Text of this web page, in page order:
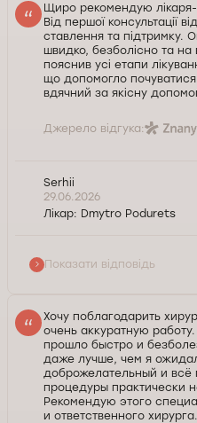
Щиро рекомендую
Від першої консультації
ставлення та підтримку.
швидко, безболісно та на
пояснив усі етапи
що допомогло
вдячний за якісну
Джерело відгука:
Дуже дякую за відгук!
всього найкращого!
Serhii
29.06.2026
Лікар: Dmytro Podurets
Показати відповідь
Хочу поблагодарить
очень аккуратную
прошло быстро и
даже лучше, чем я
доброжелательный и всё
процедуры практически
Рекомендую этого
и ответственного